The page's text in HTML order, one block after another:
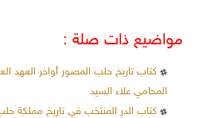
مواضيع ذات صلة :
المحامي علاء السيد
كتاب الدر المنتخب في تاريخ مملكة